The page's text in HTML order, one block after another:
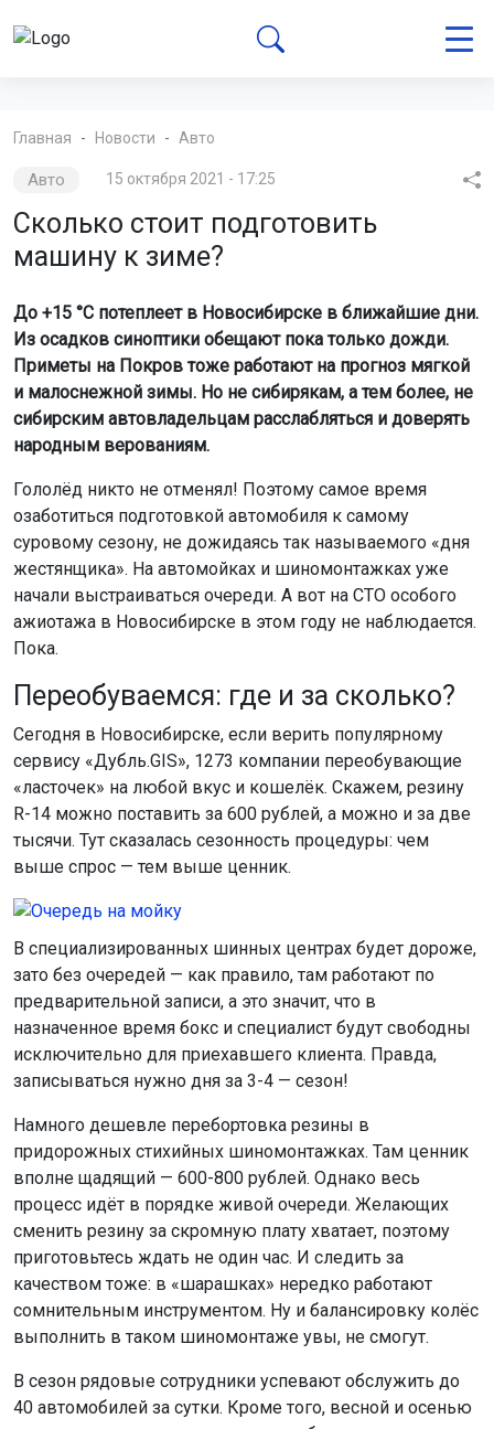
Главная Новости Авто
Авто 15 октября 2021 - 17:25
Сколько стоит подготовить
машину к зиме?
До +15 °C потеплеет в Новосибирске в ближайшие дни.
Из осадков синоптики обещают пока только дожди.
Приметы на Покров тоже работают на прогноз мягкой
и малоснежной зимы. Но не сибирякам, а тем более, не
сибирским автовладельцам расслабляться и доверять
народным верованиям.
Гололёд никто не отменял! Поэтому самое время
озаботиться подготовкой автомобиля к самому
суровому сезону, не дожидаясь так называемого «дня
жестянщика». На автомойках и шиномонтажках уже
начали выстраиваться очереди. А вот на СТО особого
ажиотажа в Новосибирске в этом году не наблюдается.
Пока.
Переобуваемся: где и за сколько?
Сегодня в Новосибирске, если верить популярному
сервису «Дубль.GIS», 1273 компании переобувающие
«ласточек» на любой вкус и кошелёк. Скажем, резину
R-14 можно поставить за 600 рублей, а можно и за две
тысячи. Тут сказалась сезонность процедуры: чем
выше спрос — тем выше ценник.
В специализированных шинных центрах будет дороже,
зато без очередей — как правило, там работают по
предварительной записи, а это значит, что в
назначенное время бокс и специалист будут свободны
исключительно для приехавшего клиента. Правда,
записываться нужно дня за 3-4 — сезон!
Намного дешевле перебортовка резины в
придорожных стихийных шиномонтажках. Там ценник
вполне щадящий — 600-800 рублей. Однако весь
процесс идёт в порядке живой очереди. Желающих
сменить резину за скромную плату хватает, поэтому
приготовьтесь ждать не один час. И следить за
качеством тоже: в «шарашках» нередко работают
сомнительным инструментом. Ну и балансировку колёс
выполнить в таком шиномонтаже увы, не смогут.
В сезон рядовые сотрудники успевают обслужить до
40 автомобилей за сутки. Кроме того, весной и осенью